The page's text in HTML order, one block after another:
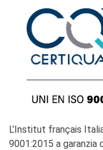
L’Institut français
9001:2015 a garanzia